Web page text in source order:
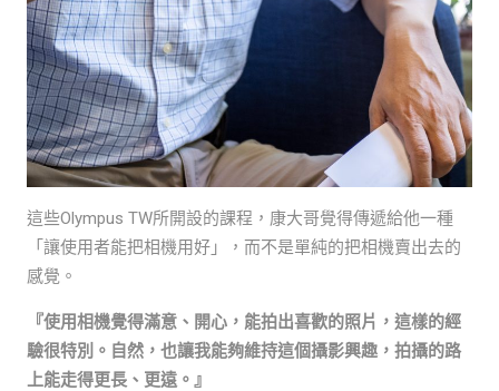
這些Olympus TW所開設的課程，康大哥覺得傳遞給他一種
「讓使用者能把相機用好」，而不是單純的把相機賣出去的
感覺。
『使用相機覺得滿意、開心，能拍出喜歡的照片，這樣的經
驗很特別。自然，也讓我能夠維持這個攝影興趣，拍攝的路
上能走得更長、更遠。』